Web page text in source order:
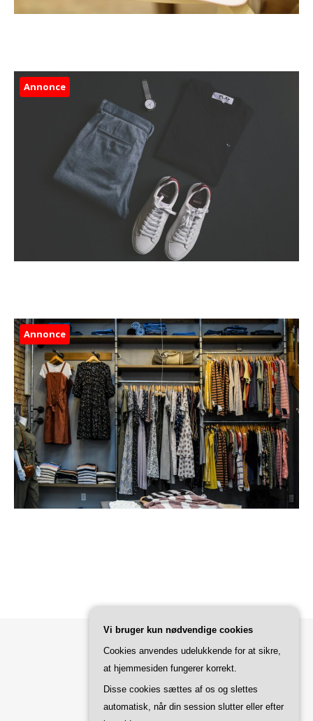
Annonce
Annonce
Bard Tema afWP Royal .
TILBAGE TIL TOPPEN
Vi bruger kun nødvendige cookies
Cookies anvendes udelukkende for at sikre,
at hjemmesiden fungerer korrekt.
Disse cookies sættes af os og slettes
automatisk, når din session slutter eller efter